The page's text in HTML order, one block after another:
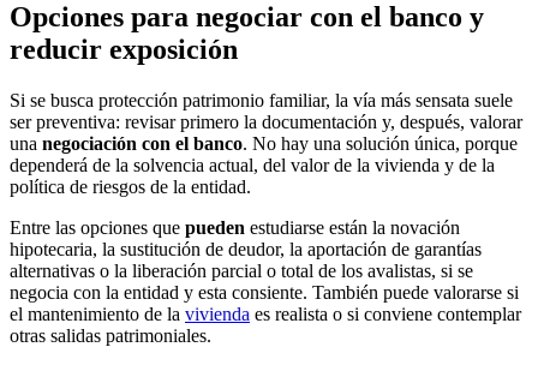
Opciones para negociar con el banco y
reducir exposición
Si se busca protección patrimonio familiar, la vía más sensata suele
ser preventiva: revisar primero la documentación y, después, valorar
una negociación con el banco. No hay una solución única, porque
dependerá de la solvencia actual, del valor de la vivienda y de la
política de riesgos de la entidad.
Entre las opciones que pueden estudiarse están la novación
hipotecaria, la sustitución de deudor, la aportación de garantías
alternativas o la liberación parcial o total de los avalistas, si se
negocia con la entidad y esta consiente. También puede valorarse si
el mantenimiento de la vivienda es realista o si conviene contemplar
otras salidas patrimoniales.